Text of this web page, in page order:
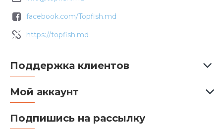
facebook.com/Topfish.md
https://topfish.md
Поддержка клиентов
Мой аккаунт
Подпишись на рассылку